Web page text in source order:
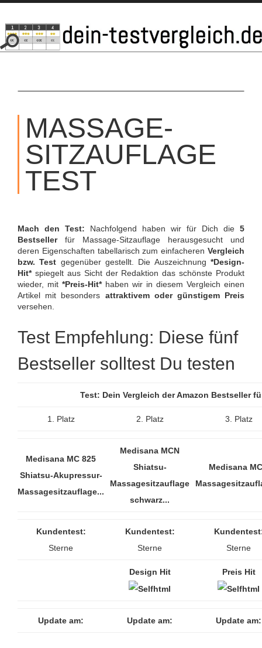
SKIP
CONTENT
MASSAGE-
SITZAUFLAGE
TEST
Mach den Test: Nachfolgend haben wir für Dich die 5
Bestsellerfür Massage-Sitzauflage herausgesucht und
deren Eigenschaften tabellarisch zum einfacheren Vergleich
bzw. Test gegenüber gestellt. Die Auszeichnung*Design-
Hit*spiegelt aus Sicht der Redaktion das schönste Produkt
wieder, mit *Preis-Hit*haben wir in diesem Vergleich einen
Artikel mit besonders attraktivem oder günstigem Preis
versehen.
Test Empfehlung: Diese fünf
Bestseller solltest Du testen
Test: Dein Vergleich der Amazon Bestseller
1. Platz 2. Platz 3. Platz
Medisana MC 825
Shiatsu-Akupressur-
Massagesitzauflage...
Medisana MCN
Shiatsu-
Massagesitzauflage
schwarz...
Medisana
Kundentest:
Sterne
Kundentest:
Sterne
Sterne
Design Hit Preis Hit
Update am: Update am: Update am: